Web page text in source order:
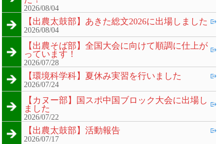
2026/08/04
【出農太鼓部】あきた総文2026に出場しました
2026/08/04
【出農そば部】全国大会に向けて順調に仕上が
っています！
2026/07/28
【環境科学科】夏休み実習を行いました
2026/07/24
【カヌー部】国スポ中国ブロック大会に出場し
ました
2026/07/22
【出農太鼓部】活動報告
2026/07/17